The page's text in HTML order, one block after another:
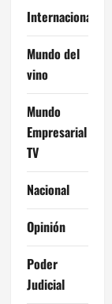
Internacional
Mundo del
vino
Mundo
Empresarial
TV
Nacional
Opinión
Poder
Judicial